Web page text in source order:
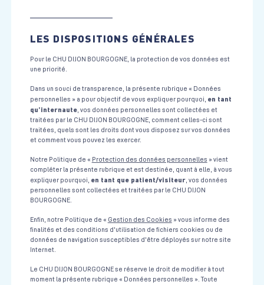
LES DISPOSITIONS GÉNÉRALES
Pour le CHU DIJON BOURGOGNE, la protection de vos données est
une priorité.
Dans un souci de transparence, la présente rubrique « Données
personnelles » a pour objectif de vous expliquer pourquoi,
en tant
qu’internaute, vos données personnelles sont collectées et
traitées par le CHU DIJON BOURGOGNE, comment celles-ci sont
traitées, quels sont les droits dont vous disposez sur vos données
et comment vous pouvez les exercer.
Notre Politique de « Protection des données personnelles » vient
compléter la présente rubrique et est destinée, quant à elle, à vous
expliquer pourquoi,
en tant que patient/visiteur, vos données
personnelles sont collectées et traitées par le CHU DIJON
BOURGOGNE.
Enfin, notre Politique de « Gestion des Cookies » vous informe des
finalités et des conditions d'utilisation de fichiers cookies ou de
données de navigation susceptibles d'être déployés sur notre site
Internet.
Le CHU DIJON BOURGOGNE se réserve le droit de modifier à tout
moment la présente rubrique « Données personnelles ». Toute